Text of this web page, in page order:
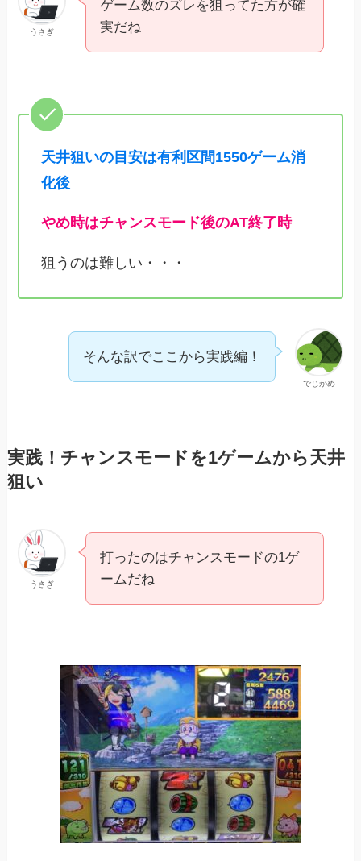
うさぎ
ゲーム数のズレを狙ってた方が確
実だね
天井狙いの目安は有利区間1550ゲーム消
化後
やめ時はチャンスモード後のAT終了時
狙うのは難しい・・・
でじかめ
そんな訳でここから実践編！
実践！チャンスモードを1ゲームから天井
狙い
うさぎ
打ったのはチャンスモードの1ゲ
ームだね